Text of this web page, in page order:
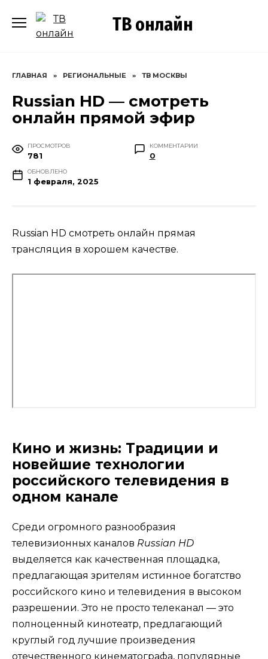
содержанию
ТВ онлайн
ГЛАВНАЯ » РЕГИОНАЛЬНЫЕ » ТВ МОСКВЫ
Russian HD — смотреть
онлайн прямой эфир
ПРОСМОТРОВ
781
КОММЕНТАРИИ
0
ОБНОВЛЕНО
1 февраля, 2025
Russian HD смотреть онлайн прямая
трансляция в хорошем качестве.
Кино и жизнь: Традиции и
новейшие технологии
российского телевидения в
одном канале
Среди огромного разнообразия
телевизионных каналов Russian HD
выделяется как качественная площадка,
предлагающая зрителям истинное богатство
российского кино и телевидения в высоком
разрешении. Это не просто телеканал — это
полноценный кинотеатр, предлагающий
круглый год лучшие произведения
отечественного кинематографа, популярные